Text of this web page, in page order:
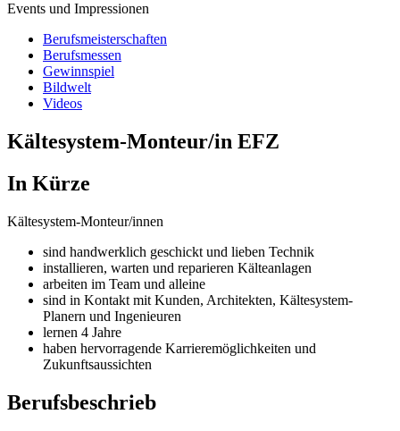
Events und Impressionen
Berufsmeisterschaften
Berufsmessen
Gewinnspiel
Bildwelt
Videos
Kältesystem-Monteur/in EFZ
In Kürze
Kältesystem-Monteur/innen
sind handwerklich geschickt und lieben Technik
installieren, warten und reparieren Kälteanlagen
arbeiten im Team und alleine
sind in Kontakt mit Kunden, Architekten, Kältesystem-
Planern und Ingenieuren
lernen 4 Jahre
haben hervorragende Karrieremöglichkeiten und
Zukunftsaussichten
Berufsbeschrieb